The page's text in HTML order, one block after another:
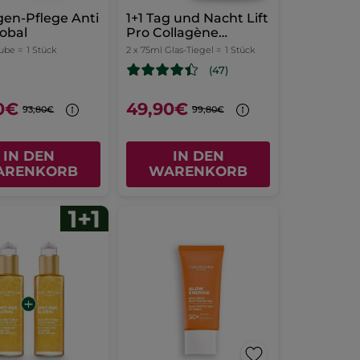
Pflege Anti
= 1 Stück
93,80€
IN DEN
1+1 Tag und Nacht Lift
Pro Collagène
Intensivpflege 75 ml
2 x 75ml Glas-Tiegel = 1 Stück
(47)
49,90€ 99,80€
IN DEN
WARENKORB